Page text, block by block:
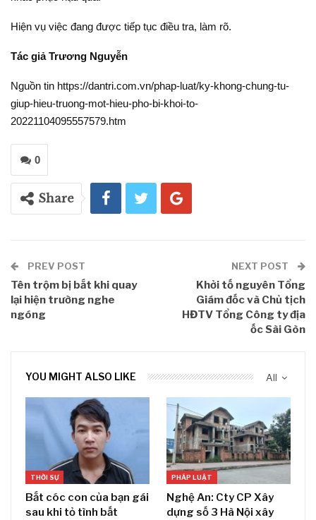
Hiện vụ việc đang được tiếp tục điều tra, làm rõ.
Tác giả Trương Nguyễn
Nguồn tin https://dantri.com.vn/phap-luat/ky-khong-chung-tu-
giup-hieu-truong-mot-hieu-pho-bi-khoi-to-
20221104095557579.htm
0
Share
PREV POST
Tên trộm bị bắt khi quay
lại hiện trường nghe
ngóng
NEXT POST
Khởi tố nguyên Tổng
Giám đốc và Chủ tịch
HĐTV Tổng Công ty địa
ốc Sài Gòn
All
YOU MIGHT ALSO LIKE
THỜI SỰ
Bắt cóc con của bạn gái
sau khi tỏ tình bất
PHÁP LUẬT
Nghệ An: Cty CP Xây
dựng số 3 Hà Nội xây